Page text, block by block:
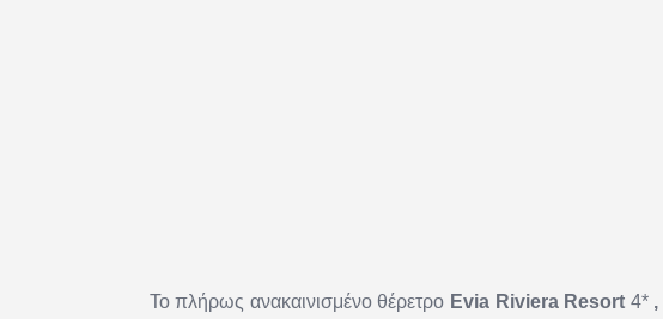
Το πλήρως ανακαινισμένο θέρετρο Evia Riviera Resort 4* ,